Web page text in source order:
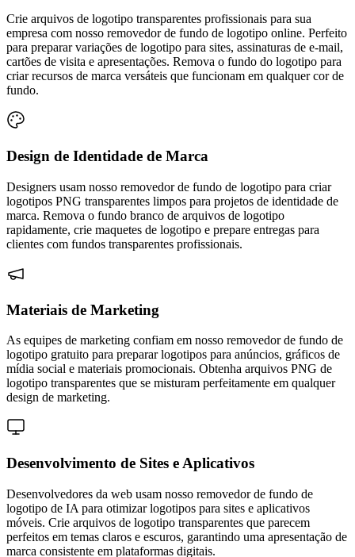
Crie arquivos de logotipo transparentes profissionais para sua
empresa com nosso removedor de fundo de logotipo online. Perfeito
para preparar variações de logotipo para sites, assinaturas de e-mail,
cartões de visita e apresentações. Remova o fundo do logotipo para
criar recursos de marca versáteis que funcionam em qualquer cor de
fundo.
Design de Identidade de Marca
Designers usam nosso removedor de fundo de logotipo para criar
logotipos PNG transparentes limpos para projetos de identidade de
marca. Remova o fundo branco de arquivos de logotipo
rapidamente, crie maquetes de logotipo e prepare entregas para
clientes com fundos transparentes profissionais.
Materiais de Marketing
As equipes de marketing confiam em nosso removedor de fundo de
logotipo gratuito para preparar logotipos para anúncios, gráficos de
mídia social e materiais promocionais. Obtenha arquivos PNG de
logotipo transparentes que se misturam perfeitamente em qualquer
design de marketing.
Desenvolvimento de Sites e Aplicativos
Desenvolvedores da web usam nosso removedor de fundo de
logotipo de IA para otimizar logotipos para sites e aplicativos
móveis. Crie arquivos de logotipo transparentes que parecem
perfeitos em temas claros e escuros, garantindo uma apresentação de
marca consistente em plataformas digitais.